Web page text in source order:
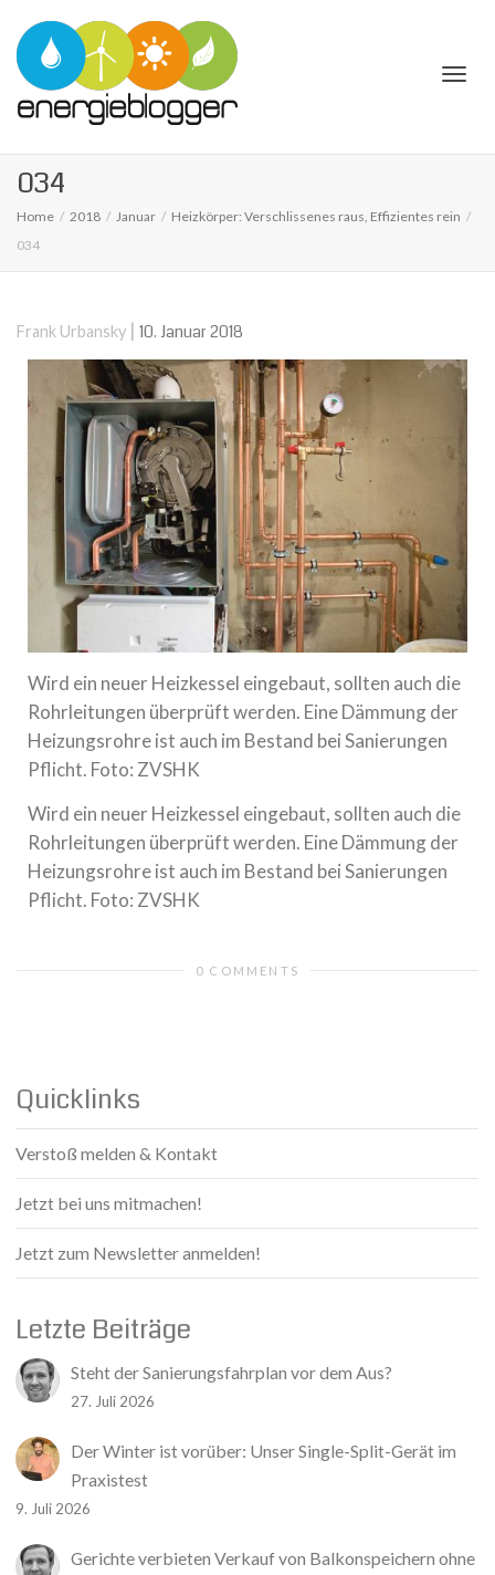
034
Home 2018 Januar
Heiz­kör­per: Ver­schlis­se­nes raus, Effi­zi­en­tes rein
034
Frank Urbansky | 10. Januar 2018
Wird ein neuer Heizkessel eingebaut, sollten auch die
Rohrleitungen überprüft werden. Eine Dämmung der
Heizungsrohre ist auch im Bestand bei Sanierungen
Pflicht. Foto: ZVSHK
Wird ein neuer Heizkessel eingebaut, sollten auch die
Rohrleitungen überprüft werden. Eine Dämmung der
Heizungsrohre ist auch im Bestand bei Sanierungen
Pflicht. Foto: ZVSHK
0 COMMENTS
Quicklinks
Verstoß melden & Kontakt
Jetzt bei uns mitmachen!
Jetzt zum Newsletter anmelden!
Letzte Beiträge
Steht der Sanierungsfahrplan vor dem Aus?
27. Juli 2026
Der Winter ist vorüber: Unser Single-Split-Gerät im
Praxistest
9. Juli 2026
Gerichte verbieten Verkauf von Balkonspeichern ohne